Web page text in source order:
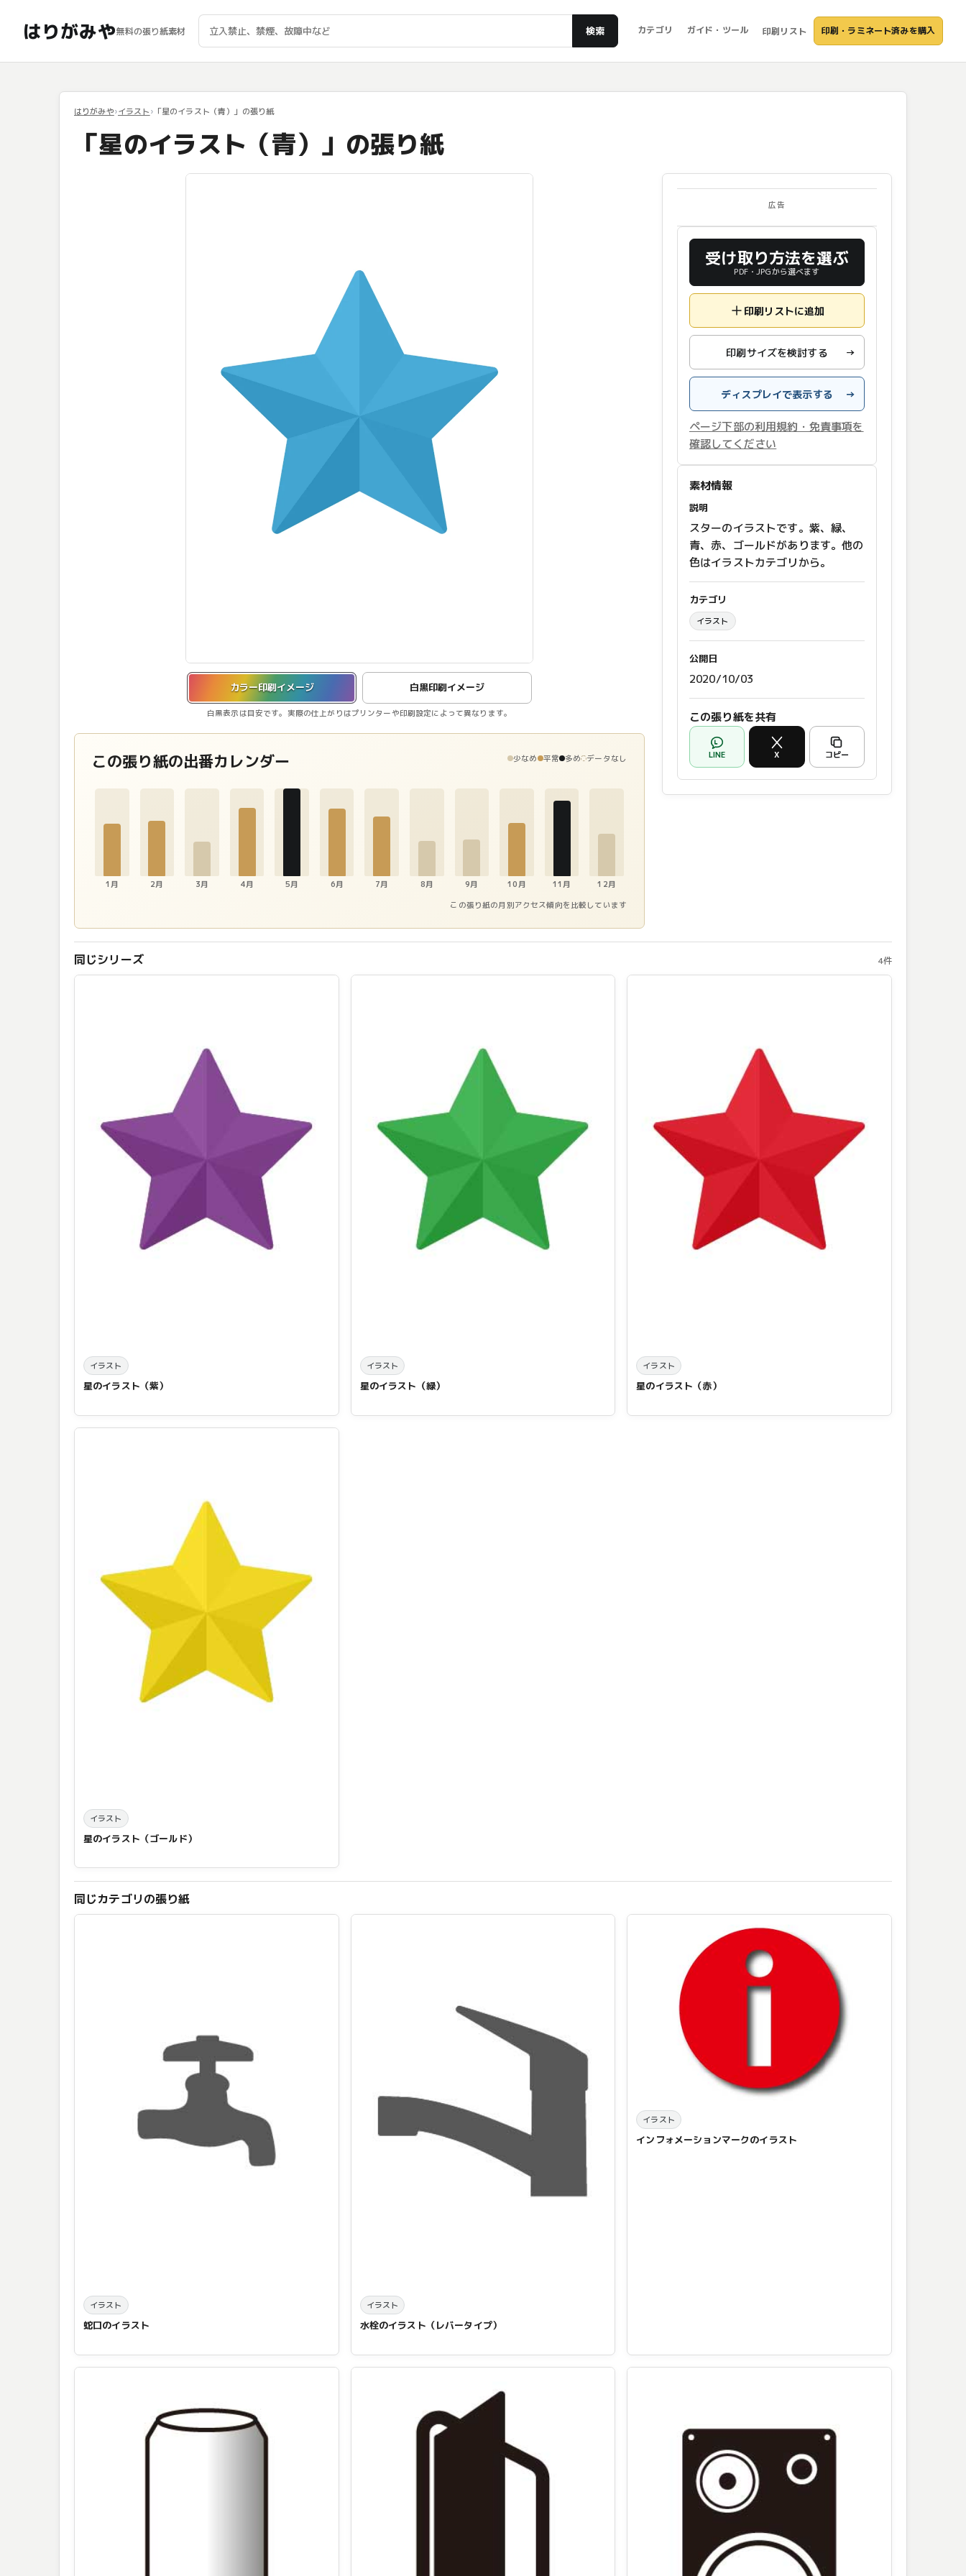
はりがみや無料の張り紙素材 検索 カテゴリ ガイド・ツール 印刷リスト 印刷・ラミネート済みを購入
はりがみや イラスト 「星のイラスト（青）」の張り紙
「星のイラスト（青）」の張り紙
カラー印刷イメージ 白黒印刷イメージ
白黒表示は目安です。実際の仕上がりはプリンターや印刷設定によって異なります。
カラー印刷イメージを表示しています。
この張り紙の出番カレンダー 少なめ 平常 多め データなし
1月 2月 3月 4月 5月 6月 7月 8月 9月 10月 11月 12月
この張り紙の月別アクセス傾向を比較しています
広告
受け取り方法を選ぶ
PDF・JPGから選べます
印刷リストに追加
印刷サイズを検討する →
ディスプレイで表示する →
ページ下部の利用規約・免責事項を
確認してください
素材情報
説明
スターのイラストです。紫、緑、
青、赤、ゴールドがあります。他の
色はイラストカテゴリから。
カテゴリ
イラスト
公開日
2020/10/03
この張り紙を共有
LINE X コピー
同じシリーズ 4件
イラスト
星のイラスト（紫）
イラスト
星のイラスト（緑）
イラスト
星のイラスト（赤）
イラスト
星のイラスト（ゴールド）
同じカテゴリの張り紙
イラスト
蛇口のイラスト
イラスト
水栓のイラスト（レバータイプ）
イラスト
インフォメーションマークのイラスト